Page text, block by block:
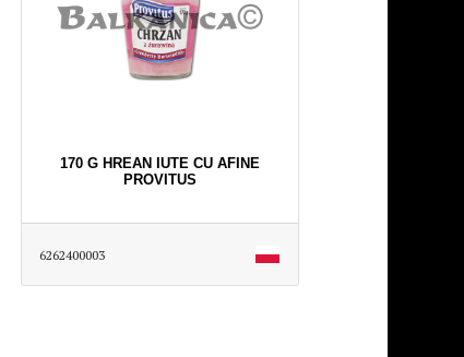
170 G HREAN IUTE CU AFINE
PROVITUS
6262400003